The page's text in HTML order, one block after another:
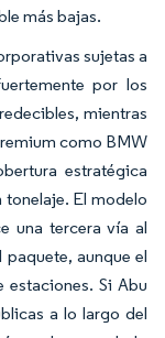
más bajas.
sujetas a
por los
mientras
como BMW
estratégica
El modelo
una tercera vía al
aunque el
estaciones. Si Abu
a lo largo del